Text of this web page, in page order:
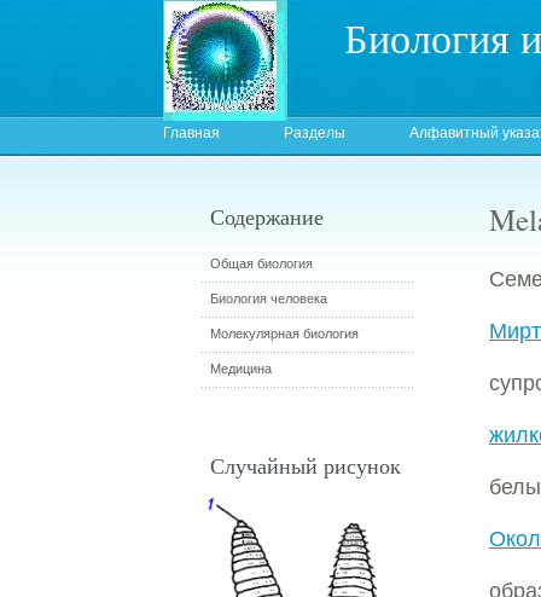
Биология
Главная Разделы Алфавитный
Содержание
Общая биология
Биология человека
Молекулярная биология
Медицина
Случайный рисунок